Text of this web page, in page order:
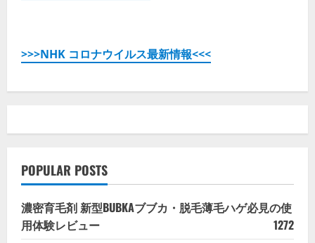
>>>NHK コロナウイルス最新情報<<<
POPULAR POSTS
濃密育毛剤 新型BUBKAブブカ・脱毛薄毛ハゲ必見の使
用体験レビュー
1272